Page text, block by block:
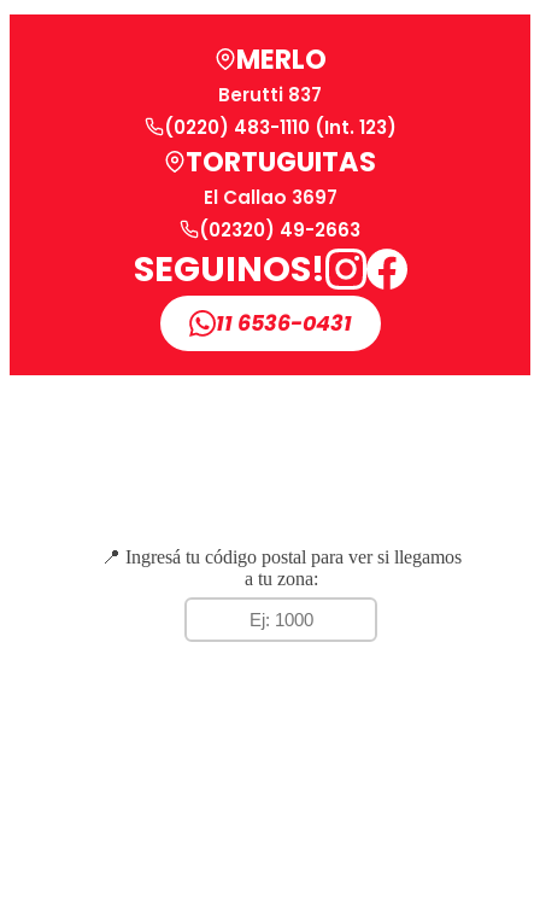
MERLO
Berutti 837
(0220) 483-1110 (Int. 123)
TORTUGUITAS
El Callao 3697
(02320) 49-2663
SEGUINOS!
11 6536-0431
📍 Ingresá tu código postal para ver si llegamos
a tu zona: